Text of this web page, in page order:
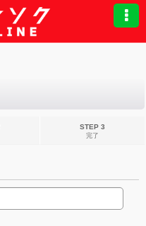
STEP 3
完了